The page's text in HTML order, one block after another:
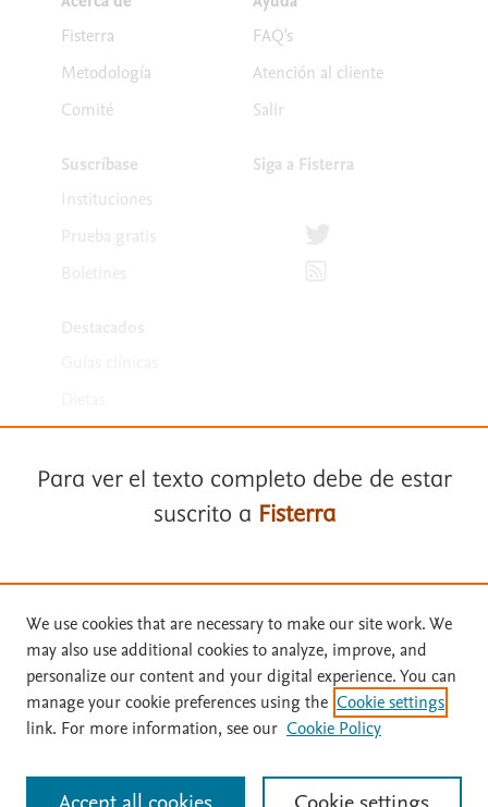
Fisterra
Metodología
Comité
Suscríbase
Instituciones
Prueba gratis
Boletines
FAQ's
Atención al cliente
Salir
Siga a Fisterra
Términos y condiciones
Política de privacidad
Copyright ©2026Elsevier España SLU, sus licenciantes y
actualizada en: Página actualizada en: 31/07/2026.
Para ver el texto completo debe de estar
suscrito a Fisterra
Solicite una prueba gratuita
We use cookies that are necessary to make our site work. We
may also use additional cookies to analyze, improve, and
personalize our content and your digital experience. You can
manage your cookie preferences using the Cookie settings
link. For more information, see our Cookie Policy